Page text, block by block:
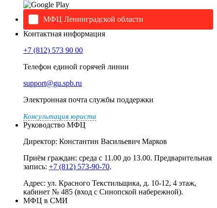
МФЦ Ленинградской области
Контактная информация
+7 (812) 573 90 00
Телефон единой горячей линии
support@gu.spb.ru
Электронная почта службы поддержки
Консультация юриста
Руководство МФЦ
Директор: Константин Васильевич Марков
Приём граждан: среда с 11.00 до 13.00. Предварительная
запись: +7 (812) 573-90-70.
Адрес: ул. Красного Текстильщика, д. 10-12, 4 этаж,
кабинет № 485 (вход с Синопской набережной).
МФЦ в СМИ